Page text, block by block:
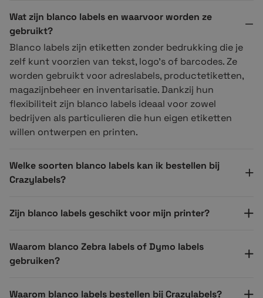
afhankelijk van de grootte en het materiaal.
Kortom, blanco labels zijn een veelzijdige en handige
oplossing voor verschillende toepassingen. Ze zijn
verkrijgbaar in verschillende maten, vormen en
materialen en kunnen worden aangepast aan jouw
specifieke behoeften. Blanco labels kunnen
eenvoudig online worden besteld en worden geleverd
in rollen of vellen, afhankelijk van jouw voorkeur.
Blanco Zebra labels bestellen
Blanco Zebra labels zijn blanco labels die zijn
Deze labels zijn van hoge kwaliteit en zijn geschikt
etikettering, adreslabels, productetikettering en
inventarislabels.
Wat zijn blanco labels en waarvoor worden ze
gebruikt?
Blanco labels zijn etiketten zonder bedrukking die je
zelf kunt voorzien van tekst, logo’s of barcodes. Ze
worden gebruikt voor adreslabels, productetiketten,
magazijnbeheer en inventarisatie. Dankzij hun
flexibiliteit zijn blanco labels ideaal voor zowel
bedrijven als particulieren die hun eigen etiketten
willen ontwerpen en printen.
Welke soorten blanco labels kan ik bestellen bij
Crazylabels?
Zijn blanco labels geschikt voor mijn printer?
Waarom blanco Zebra labels of Dymo labels
gebruiken?
Waarom blanco labels bestellen bij Crazylabels?